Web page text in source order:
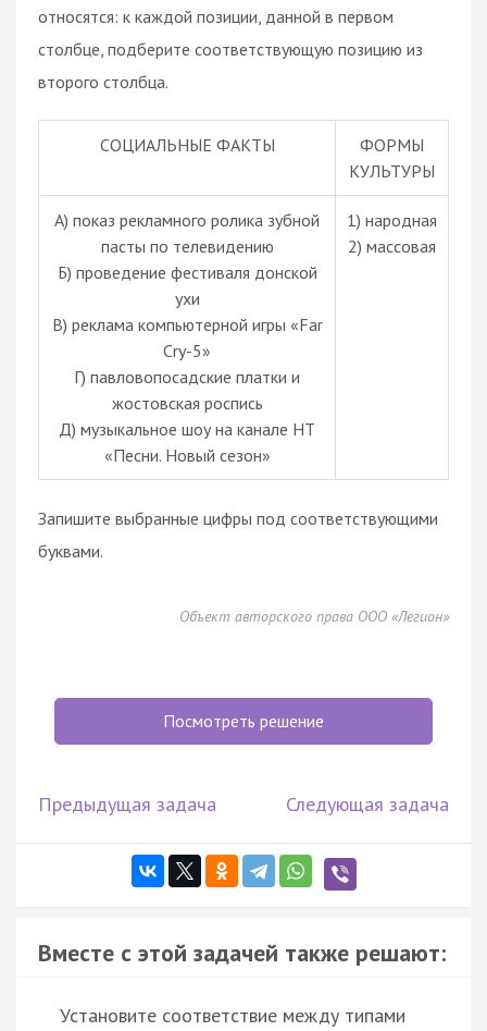
относятся: к каждой позиции, данной в первом
столбце, подберите соответствующую позицию из
второго столбца.
СОЦИАЛЬНЫЕ ФАКТЫ
ФОРМЫ
КУЛЬТУРЫ
А) показ рекламного ролика зубной
пасты по телевидению
Б) проведение фестиваля донской
ухи
В) реклама компьютерной игры «Far
Cry-5»
Г) павловопосадские платки и
жостовская роспись
Д) музыкальное шоу на канале НТ
«Песни. Новый сезон»
1) народная
2) массовая
Запишите выбранные цифры под соответствующими
буквами.
Объект авторского права ООО «Легион»
Посмотреть решение
Предыдущая задача Следующая задача
Вместе с этой задачей также решают:
Установите соответствие между типами